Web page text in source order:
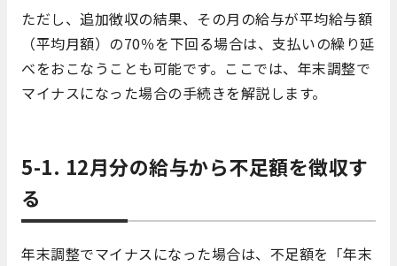
ただし、追加徴収の結果、その月の給与が平均給与額
（平均月額）の70％を下回る場合は、支払いの繰り延
べをおこなうことも可能です。ここでは、年末調整で
マイナスになった場合の手続きを解説します。
5-1. 12月分の給与から不足額を徴収す
る
年末調整でマイナスになった場合は、不足額を「年末